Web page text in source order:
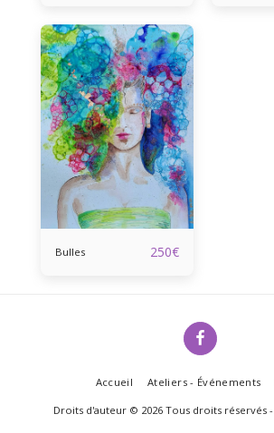
Bulles 250€
Accueil Ateliers - Événements
Droits d'auteur © 2026 Tous droits réservés -